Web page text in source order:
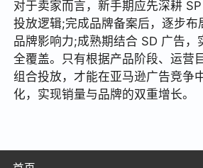
对于卖家而言，新手期应先深耕
投放逻辑;完成品牌备案后，逐步布
品牌影响力;成熟期结合 SD 广告，
全覆盖。只有根据产品阶段、运营
组合投放，才能在亚马逊广告竞争
化，实现销量与品牌的双重增长。